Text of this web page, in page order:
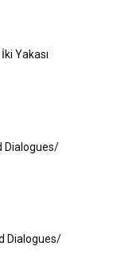
Yakası
Dialogues/
Dialogues/